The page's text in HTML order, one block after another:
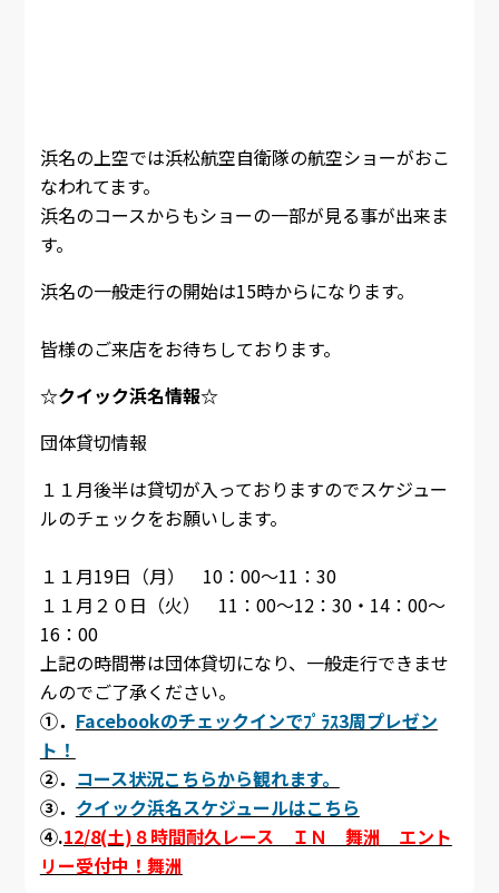
浜名の上空では浜松航空自衛隊の航空ショーがおこ
なわれてます。
浜名のコースからもショーの一部が見る事が出来ま
す。
浜名の一般走行の開始は15時からになります。
皆様のご来店をお待ちしております。
☆クイック浜名情報☆
団体貸切情報
１１月後半は貸切が入っておりますのでスケジュー
ルのチェックをお願いします。
１１月19日（月） 10：00～11：30
１１月２０日（火） 11：00～12：30・14：00～
16：00
上記の時間帯は団体貸切になり、一般走行できませ
んのでご了承ください。
①． Facebookのチェックインでﾌﾟﾗｽ3周プレゼン
ト！
②． コース状況こちらから観れます。
③． クイック浜名スケジュールはこちら
④.12/8(土)８時間耐久レース ＩＮ 舞洲 エント
リー受付中！舞洲